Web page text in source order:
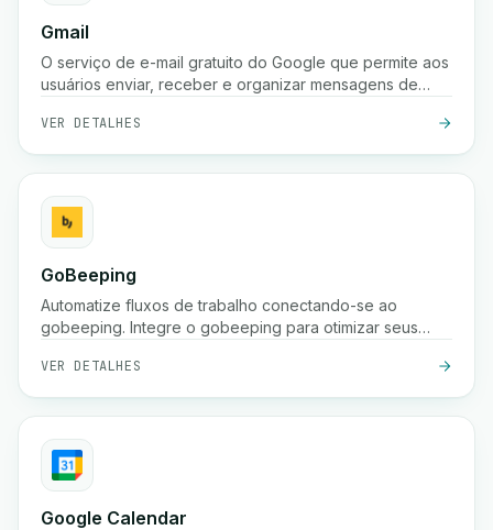
Gmail
O serviço de e-mail gratuito do Google que permite aos
usuários enviar, receber e organizar mensagens de
pesquisa e integração com as ferramentas do Google
Workspace
VER DETALHES
GoBeeping
Automatize fluxos de trabalho conectando-se ao
gobeeping. Integre o gobeeping para otimizar seus
VER DETALHES
Google Calendar